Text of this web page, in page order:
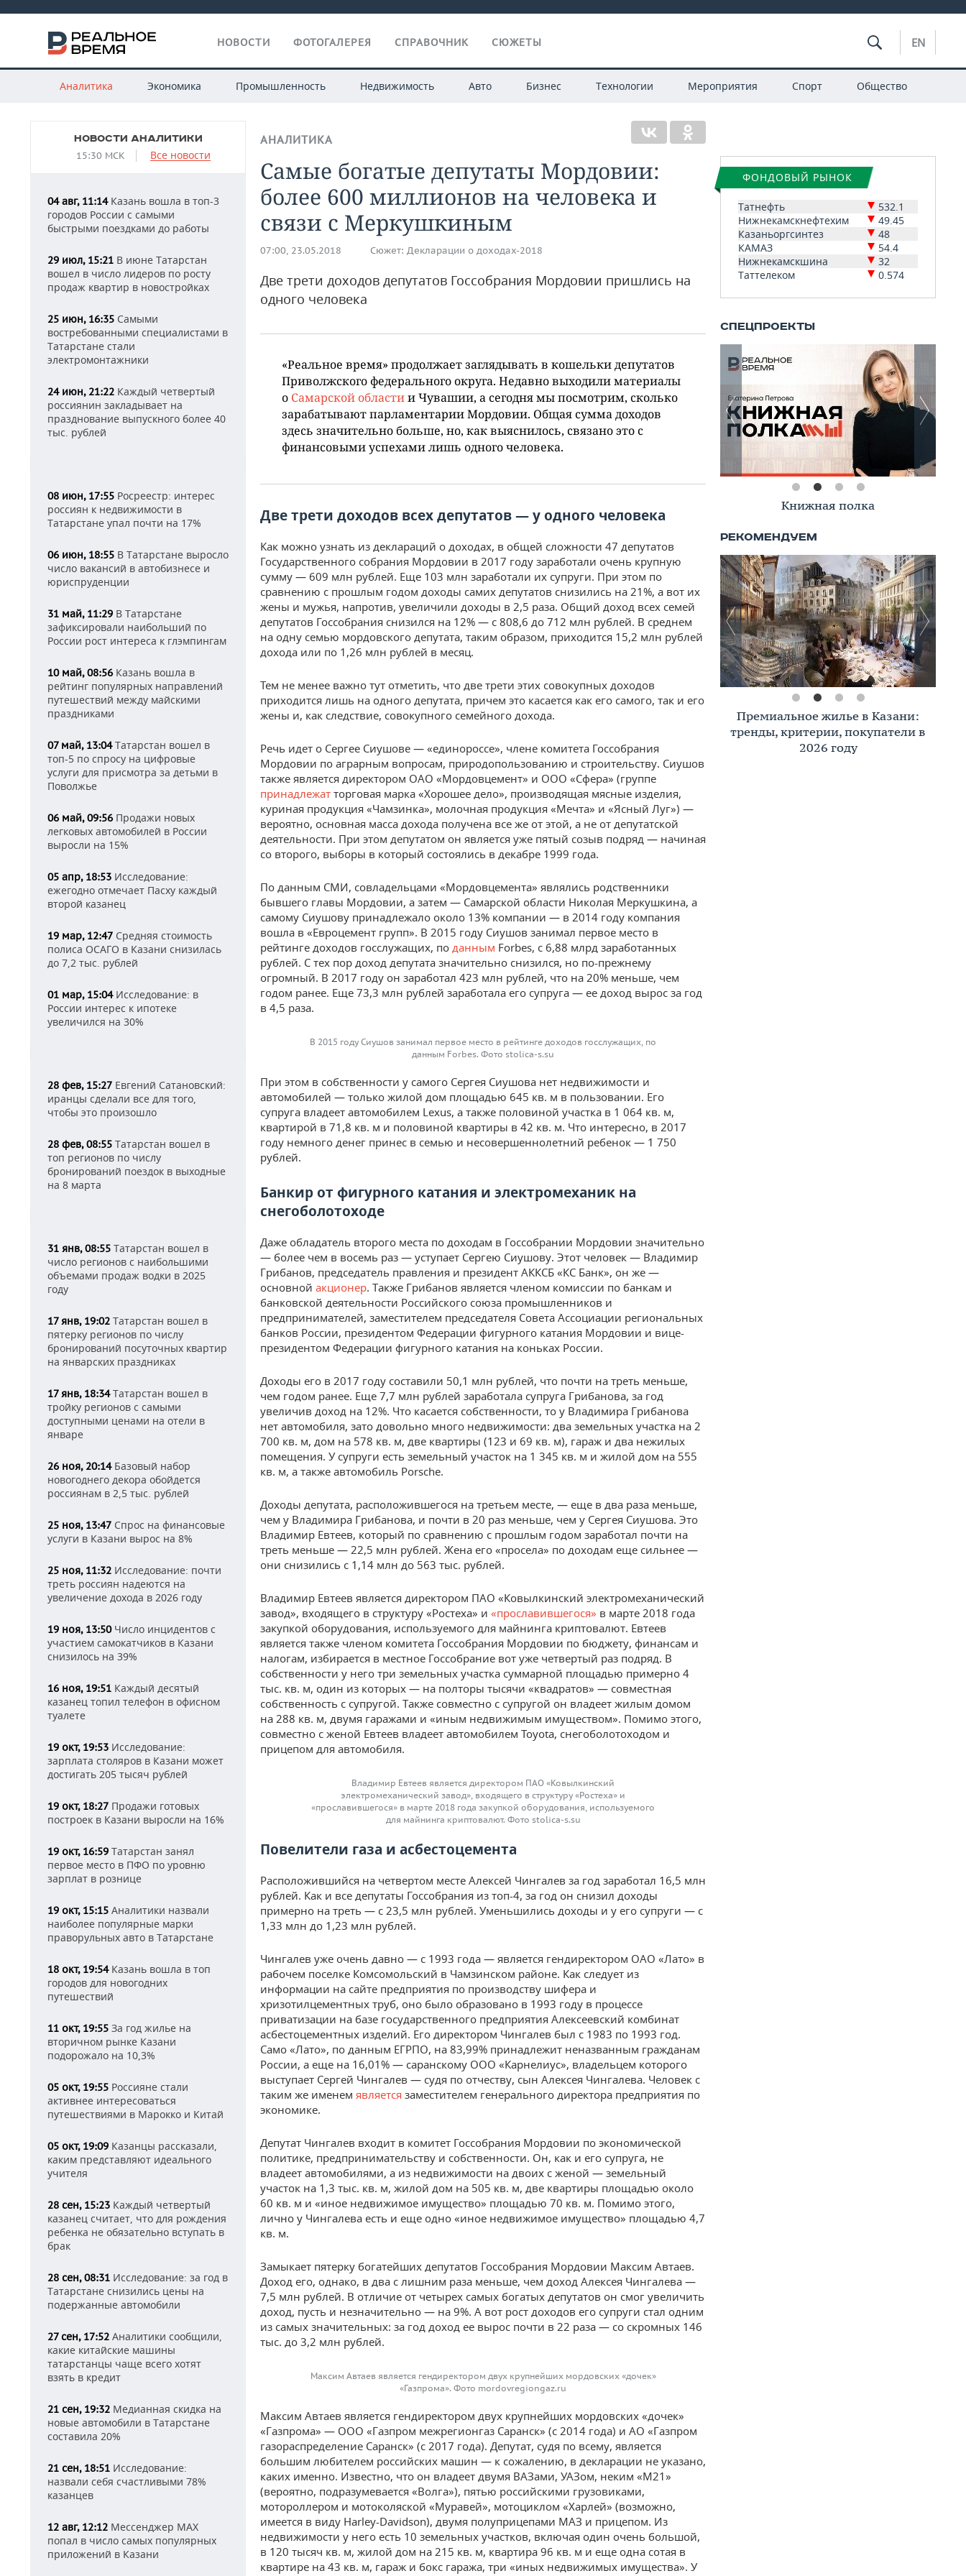
НОВОСТИ ФОТОГАЛЕРЕЯ СПРАВОЧНИК СЮЖЕТЫ EN
Аналитика Экономика Промышленность Недвижимость Авто Бизнес Технологии Мероприятия Спорт Общество
НОВОСТИ АНАЛИТИКИ
15:30 МСК Все новости
04 авг, 11:14Казань вошла в топ-3
городов России с самыми
быстрыми поездками до работы
29 июл, 15:21 В июне Татарстан
вошел в число лидеров по росту
продаж квартир в новостройках
25 июн, 16:35 Самыми
востребованными специалистами в
Татарстане стали
электромонтажники
24 июн, 21:22 Каждый четвертый
россиянин закладывает на
празднование выпускного более 40
тыс. рублей
08 июн, 17:55 Росреестр: интерес
россиян к недвижимости в
Татарстане упал почти на 17%
06 июн, 18:55 В Татарстане выросло
число вакансий в автобизнесе и
юриспруденции
31 май, 11:29 В Татарстане
зафиксировали наибольший по
России рост интереса к глэмпингам
10 май, 08:56 Казань вошла в
рейтинг популярных направлений
путешествий между майскими
праздниками
07 май, 13:04Татарстан вошел в
топ-5 по спросу на цифровые
услуги для присмотра за детьми в
Поволжье
06 май, 09:56 Продажи новых
легковых автомобилей в России
выросли на 15%
05 апр, 18:53 Исследование:
ежегодно отмечает Пасху каждый
второй казанец
19 мар, 12:47 Средняя стоимость
полиса ОСАГО в Казани снизилась
до 7,2 тыс. рублей
01 мар, 15:04Исследование: в
России интерес к ипотеке
увеличился на 30%
28 фев, 15:27 Евгений Сатановский:
иранцы сделали все для того,
чтобы это произошло
28 фев, 08:55 Татарстан вошел в
топ регионов по числу
бронирований поездок в выходные
на 8 марта
31 янв, 08:55 Татарстан вошел в
число регионов с наибольшими
объемами продаж водки в 2025
году
17 янв, 19:02 Татарстан вошел в
пятерку регионов по числу
бронирований посуточных квартир
на январских праздниках
17 янв, 18:34Татарстан вошел в
тройку регионов с самыми
доступными ценами на отели в
январе
26 ноя, 20:14Базовый набор
новогоднего декора обойдется
россиянам в 2,5 тыс. рублей
25 ноя, 13:47 Спрос на финансовые
услуги в Казани вырос на 8%
25 ноя, 11:32 Исследование: почти
треть россиян надеются на
увеличение дохода в 2026 году
19 ноя, 13:50Число инцидентов с
участием самокатчиков в Казани
снизилось на 39%
16 ноя, 19:51 Каждый десятый
казанец топил телефон в офисном
туалете
19 окт, 19:53 Исследование:
зарплата столяров в Казани может
достигать 205 тысяч рублей
19 окт, 18:27 Продажи готовых
построек в Казани выросли на 16%
19 окт, 16:59 Татарстан занял
первое место в ПФО по уровню
зарплат в рознице
19 окт, 15:15 Аналитики назвали
наиболее популярные марки
праворульных авто в Татарстане
18 окт, 19:54Казань вошла в топ
городов для новогодних
путешествий
11 окт, 19:55 За год жилье на
вторичном рынке Казани
подорожало на 10,3%
05 окт, 19:55 Россияне стали
активнее интересоваться
путешествиями в Марокко и Китай
05 окт, 19:09 Казанцы рассказали,
каким представляют идеального
учителя
28 сен, 15:23 Каждый четвертый
казанец считает, что для рождения
ребенка не обязательно вступать в
брак
28 сен, 08:31 Исследование: за год в
Татарстане снизились цены на
подержанные автомобили
27 сен, 17:52 Аналитики сообщили,
какие китайские машины
татарстанцы чаще всего хотят
взять в кредит
21 сен, 19:32 Медианная скидка на
новые автомобили в Татарстане
составила 20%
21 сен, 18:51 Исследование:
назвали себя счастливыми 78%
казанцев
12 авг, 12:12 Мессенджер MAX
попал в число самых популярных
приложений в Казани
АНАЛИТИКА
Самые богатые депутаты Мордовии:
более 600 миллионов на человека и
связи с Меркушкиным
07:00, 23.05.2018 Сюжет: Декларации о доходах-2018
Две трети доходов депутатов Госсобрания Мордовии пришлись на
одного человека
«Реальное время» продолжает заглядывать в кошельки депутатов
Приволжского федерального округа. Недавно выходили материалы
о Самарской областии Чувашии, а сегодня мы посмотрим, сколько
зарабатывают парламентарии Мордовии. Общая сумма доходов
здесь значительно больше, но, как выяснилось, связано это с
финансовыми успехами лишь одного человека.
Две трети доходов всех депутатов — у одного человека
Как можно узнать из деклараций о доходах, в общей сложности 47 депутатов
Государственного собрания Мордовии в 2017 году заработали очень крупную
сумму — 609 млн рублей. Еще 103 млн заработали их супруги. При этом по
сравнению с прошлым годом доходы самих депутатов снизились на 21%, а вот их
жены и мужья, напротив, увеличили доходы в 2,5 раза. Общий доход всех семей
депутатов Госсобрания снизился на 12% — с 808,6 до 712 млн рублей. В среднем
на одну семью мордовского депутата, таким образом, приходится 15,2 млн рублей
дохода или по 1,26 млн рублей в месяц.
Тем не менее важно тут отметить, что две трети этих совокупных доходов
приходится лишь на одного депутата, причем это касается как его самого, так и его
жены и, как следствие, совокупного семейного дохода.
Речь идет о Сергее Сиушове — «единороссе», члене комитета Госсобрания
Мордовии по аграрным вопросам, природопользованию и строительству. Сиушов
также является директором ОАО «Мордовцемент» и ООО «Сфера» (группе
принадлежат торговая марка «Хорошее дело», производящая мясные изделия,
куриная продукция «Чамзинка», молочная продукция «Мечта» и «Ясный Луг») —
вероятно, основная масса дохода получена все же от этой, а не от депутатской
деятельности. При этом депутатом он является уже пятый созыв подряд — начиная
со второго, выборы в который состоялись в декабре 1999 года.
По данным СМИ, совладельцами «Мордовцемента» являлись родственники
бывшего главы Мордовии, а затем — Самарской области Николая Меркушкина, а
самому Сиушову принадлежало около 13% компании — в 2014 году компания
вошла в «Евроцемент групп». В 2015 году Сиушов занимал первое место в
рейтинге доходов госслужащих, по данным Forbes, с 6,88 млрд заработанных
рублей. С тех пор доход депутата значительно снизился, но по-прежнему
огромный. В 2017 году он заработал 423 млн рублей, что на 20% меньше, чем
годом ранее. Еще 73,3 млн рублей заработала его супруга — ее доход вырос за год
в 4,5 раза.
В 2015 году Сиушов занимал первое место в рейтинге доходов госслужащих, по
данным Forbes. Фото stolica-s.su
При этом в собственности у самого Сергея Сиушова нет недвижимости и
автомобилей — только жилой дом площадью 645 кв. м в пользовании. Его
супруга владеет автомобилем Lexus, а также половиной участка в 1 064 кв. м,
квартирой в 71,8 кв. м и половиной квартиры в 42 кв. м. Что интересно, в 2017
году немного денег принес в семью и несовершеннолетний ребенок — 1 750
рублей.
Банкир от фигурного катания и электромеханик на
снегоболотоходе
Даже обладатель второго места по доходам в Госсобрании Мордовии значительно
— более чем в восемь раз — уступает Сергею Сиушову. Этот человек — Владимир
Грибанов, председатель правления и президент АККСБ «КС Банк», он же —
основной акционер. Также Грибанов является членом комиссии по банкам и
банковской деятельности Российского союза промышленников и
предпринимателей, заместителем председателя Совета Ассоциации региональных
банков России, президентом Федерации фигурного катания Мордовии и вице-
президентом Федерации фигурного катания на коньках России.
Доходы его в 2017 году составили 50,1 млн рублей, что почти на треть меньше,
чем годом ранее. Еще 7,7 млн рублей заработала супруга Грибанова, за год
увеличив доход на 12%. Что касается собственности, то у Владимира Грибанова
нет автомобиля, зато довольно много недвижимости: два земельных участка на 2
700 кв. м, дом на 578 кв. м, две квартиры (123 и 69 кв. м), гараж и два нежилых
помещения. У супруги есть земельный участок на 1 345 кв. м и жилой дом на 555
кв. м, а также автомобиль Porsche.
Доходы депутата, расположившегося на третьем месте, — еще в два раза меньше,
чем у Владимира Грибанова, и почти в 20 раз меньше, чем у Сергея Сиушова. Это
Владимир Евтеев, который по сравнению с прошлым годом заработал почти на
треть меньше — 22,5 млн рублей. Жена его «просела» по доходам еще сильнее —
они снизились с 1,14 млн до 563 тыс. рублей.
Владимир Евтеев является директором ПАО «Ковылкинский электромеханический
завод», входящего в структуру «Ростеха» и «прославившегося» в марте 2018 года
закупкой оборудования, используемого для майнинга криптовалют. Евтеев
является также членом комитета Госсобрания Мордовии по бюджету, финансам и
налогам, избирается в местное Госсобрание вот уже четвертый раз подряд. В
собственности у него три земельных участка суммарной площадью примерно 4
тыс. кв. м, один из которых — на полторы тысячи «квадратов» — совместная
собственность с супругой. Также совместно с супругой он владеет жилым домом
на 288 кв. м, двумя гаражами и «иным недвижимым имуществом». Помимо этого,
совместно с женой Евтеев владеет автомобилем Toyota, снегоболотоходом и
прицепом для автомобиля.
Владимир Евтеев является директором ПАО «Ковылкинский
электромеханический завод», входящего в структуру «Ростеха» и
«прославившегося» в марте 2018 года закупкой оборудования, используемого
для майнинга криптовалют. Фото stolica-s.su
Повелители газа и асбестоцемента
Расположившийся на четвертом месте Алексей Чингалев за год заработал 16,5 млн
рублей. Как и все депутаты Госсобрания из топ-4, за год он снизил доходы
примерно на треть — с 23,5 млн рублей. Уменьшились доходы и у его супруги — с
1,33 млн до 1,23 млн рублей.
Чингалев уже очень давно — с 1993 года — является гендиректором ОАО «Лато» в
рабочем поселке Комсомольский в Чамзинском районе. Как следует из
информации на сайте предприятия по производству шифера и
хризотилцементных труб, оно было образовано в 1993 году в процессе
приватизации на базе государственного предприятия Алексеевский комбинат
асбестоцементных изделий. Его директором Чингалев был с 1983 по 1993 год.
Само «Лато», по данным ЕГРПО, на 83,99% принадлежит неназванным гражданам
России, а еще на 16,01% — саранскому ООО «Карнелиус», владельцем которого
выступает Сергей Чингалев — судя по отчеству, сын Алексея Чингалева. Человек с
таким же именем является заместителем генерального директора предприятия по
экономике.
Депутат Чингалев входит в комитет Госсобрания Мордовии по экономической
политике, предпринимательству и собственности. Он, как и его супруга, не
владеет автомобилями, а из недвижимости на двоих с женой — земельный
участок на 1,3 тыс. кв. м, жилой дом на 505 кв. м, две квартиры площадью около
60 кв. м и «иное недвижимое имущество» площадью 70 кв. м. Помимо этого,
лично у Чингалева есть и еще одно «иное недвижимое имущество» площадью 4,7
кв. м.
Замыкает пятерку богатейших депутатов Госсобрания Мордовии Максим Автаев.
Доход его, однако, в два с лишним раза меньше, чем доход Алексея Чингалева —
7,5 млн рублей. В отличие от четырех самых богатых депутатов он смог увеличить
доход, пусть и незначительно — на 9%. А вот рост доходов его супруги стал одним
из самых значительных: за год доход ее вырос почти в 22 раза — со скромных 146
тыс. до 3,2 млн рублей.
Максим Автаев является гендиректором двух крупнейших мордовских «дочек»
«Газпрома». Фото mordovregiongaz.ru
Максим Автаев является гендиректором двух крупнейших мордовских «дочек»
«Газпрома» — ООО «Газпром межрегионгаз Саранск» (с 2014 года) и АО «Газпром
газораспределение Саранск» (с 2017 года). Депутат, судя по всему, является
большим любителем российских машин — к сожалению, в декларации не указано,
каких именно. Известно, что он владеет двумя ВАЗами, УАЗом, неким «М21»
(вероятно, подразумевается «Волга»), пятью российскими грузовиками,
мотороллером и мотоколяской «Муравей», мотоциклом «Харлей» (возможно,
имеется в виду Harley-Davidson), двумя полуприцепами МАЗ и прицепом. Из
недвижимости у него есть 10 земельных участков, включая один очень большой,
в 120 тысяч кв. м, жилой дом на 215 кв. м, квартира 96 кв. м и еще одна сотая в
квартире на 43 кв. м, гараж и бокс гаража, три «иных недвижимых имущества». У
ФОНДОВЫЙ РЫНОК
Татнефть
532.1
Нижнекамскнефтехим
49.45
Казаньоргсинтез
48
КАМАЗ
54.4
Нижнекамскшина
32
Таттелеком
0.574
Книжная полка
Премиальное жилье в Казани:
тренды, критерии, покупатели в
2026 году